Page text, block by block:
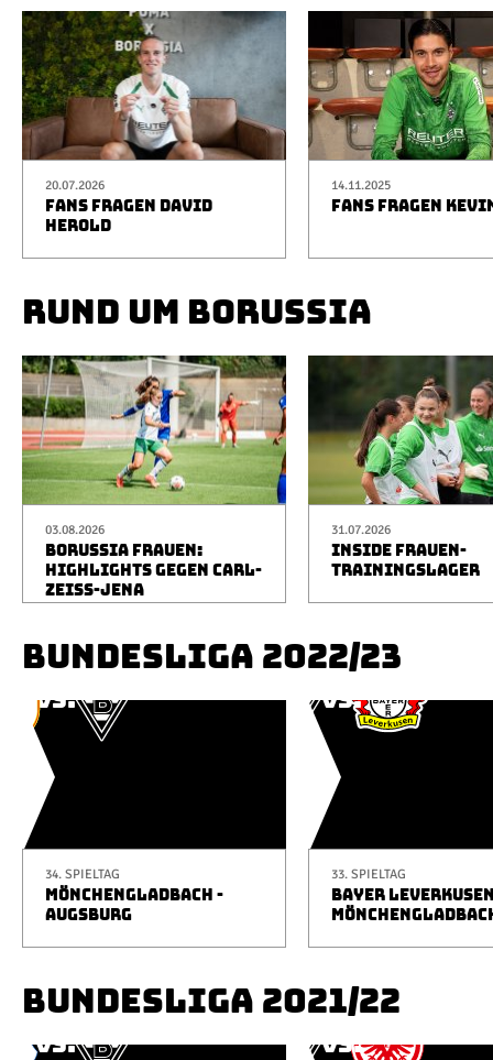
20.07.2026
FANS FRAGEN DAVID
HEROLD
14.11.2025
FANS FRAGEN
RUND UM BORUSSIA
03.08.2026
BORUSSIA FRAUEN:
HIGHLIGHTS GEGEN CARL-
ZEISS-JENA
31.07.2026
INSIDE FRAUEN-
TRAININGSLAGER
BUNDESLIGA 2022/23
34. SPIELTAG
MÖNCHENGLADBACH -
AUGSBURG
33. SPIELTAG
BAYER
BUNDESLIGA 2021/22